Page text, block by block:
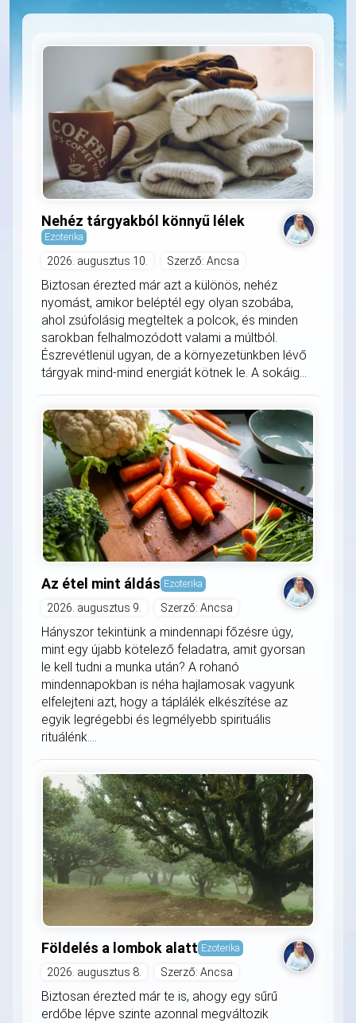
Nehéz tárgyakból könnyű lélek
Ezoterika
2026. augusztus 10. Szerző: Ancsa
Biztosan érezted már azt a különös, nehéz
nyomást, amikor beléptél egy olyan szobába,
ahol zsúfolásig megteltek a polcok, és minden
sarokban felhalmozódott valami a múltból.
Észrevétlenül ugyan, de a környezetünkben lévő
tárgyak mind-mind energiát kötnek le. A sokáig...
Az étel mint áldás Ezoterika
2026. augusztus 9. Szerző: Ancsa
Hányszor tekintünk a mindennapi főzésre úgy,
mint egy újabb kötelező feladatra, amit gyorsan
le kell tudni a munka után? A rohanó
mindennapokban is néha hajlamosak vagyunk
elfelejteni azt, hogy a táplálék elkészítése az
egyik legrégebbi és legmélyebb spirituális
rituálénk....
Földelés a lombok alatt Ezoterika
2026. augusztus 8. Szerző: Ancsa
Biztosan érezted már te is, ahogy egy sűrű
erdőbe lépve szinte azonnal megváltozik